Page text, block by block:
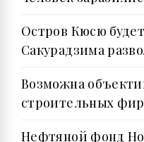
Остров Кюсю
Сакурадзима
Возможна
строительных
Нефтяной фонд